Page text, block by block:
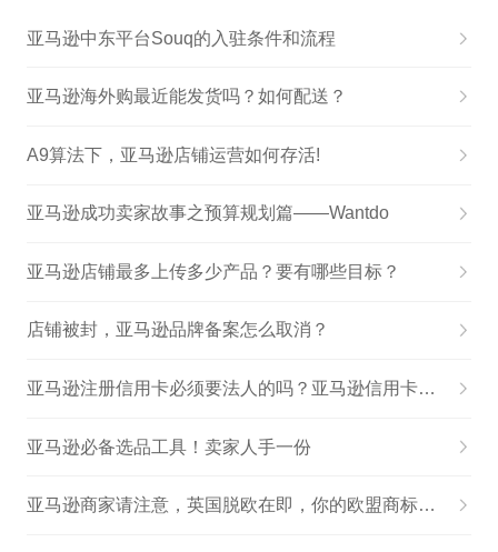
亚马逊中东平台Souq的入驻条件和流程
亚马逊海外购最近能发货吗？如何配送？
A9算法下，亚马逊店铺运营如何存活!
亚马逊成功卖家故事之预算规划篇——Wantdo
亚马逊店铺最多上传多少产品？要有哪些目标？
店铺被封，亚马逊品牌备案怎么取消？
亚马逊注册信用卡必须要法人的吗？亚马逊信用卡能解绑吗？
亚马逊必备选品工具！卖家人手一份
亚马逊商家请注意，英国脱欧在即，你的欧盟商标在英国站就要不能用了